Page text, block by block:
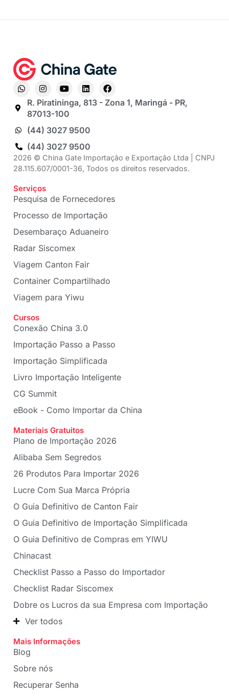
R. Piratininga, 813 - Zona 1, Maringá - PR,
87013-100
(44) 3027 9500
(44) 3027 9500
2026 © China Gate Importação e Exportação Ltda | CNPJ
28.115.607/0001-36, Todos os direitos reservados.
Serviços
Pesquisa de Fornecedores
Processo de Importação
Desembaraço Aduaneiro
Radar Siscomex
Viagem Canton Fair
Container Compartilhado
Viagem para Yiwu
Cursos
Conexão China 3.0
Importação Passo a Passo
Importação Simplificada
Livro Importação Inteligente
CG Summit
eBook - Como Importar da China
Materiais Gratuitos
Plano de Importação 2026
Alibaba Sem Segredos
26 Produtos Para Importar 2026
Lucre Com Sua Marca Própria
O Guia Definitivo de Canton Fair
O Guia Definitivo de Importação Simplificada
O Guia Definitivo de Compras em YIWU
Chinacast
Checklist Passo a Passo do Importador
Checklist Radar Siscomex
Dobre os Lucros da sua Empresa com Importação
Ver todos
Mais Informações
Blog
Sobre nós
Recuperar Senha